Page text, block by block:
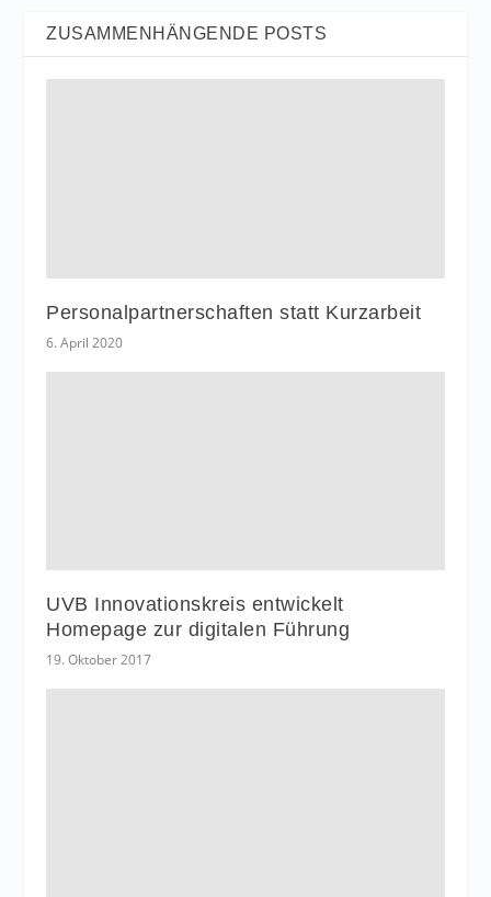
ZUSAMMENHÄNGENDE POSTS
Personalpartnerschaften statt Kurzarbeit
6. April 2020
UVB Innovationskreis entwickelt
Homepage zur digitalen Führung
19. Oktober 2017